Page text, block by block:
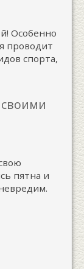
Особенно
проводит
спорта,
пятна и